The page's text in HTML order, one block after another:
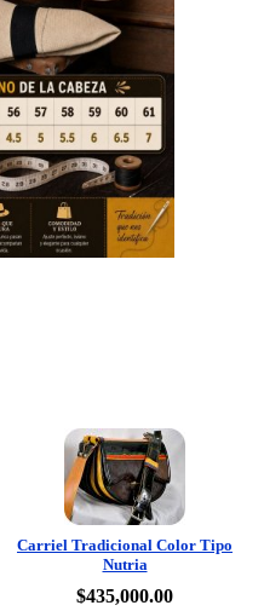
Carriel Tradicional Color Tipo
Nutria
$435,000.00